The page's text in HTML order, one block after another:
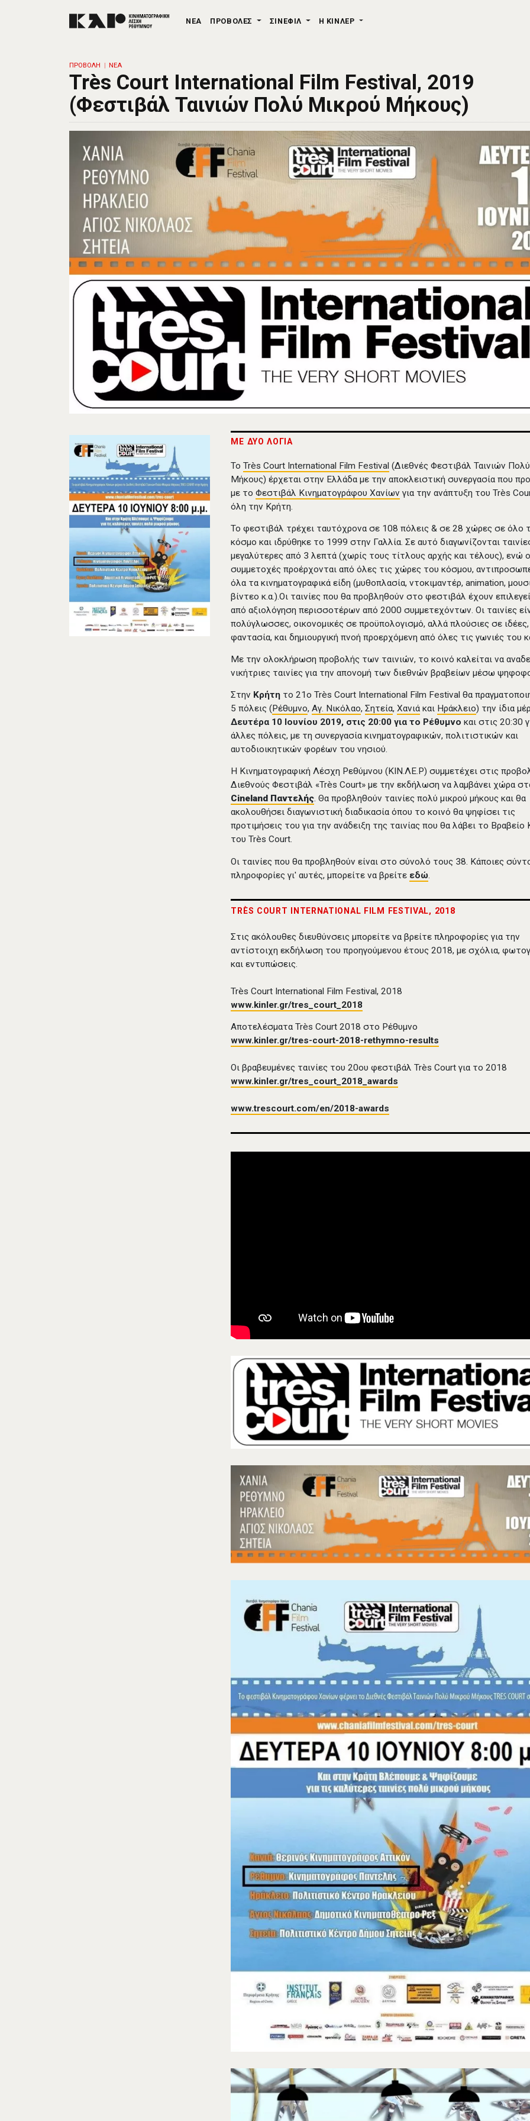
ΝΕΑ ΠΡΟΒΟΛΕΣ ΣΙΝΕΦΙΛ Η ΚΙΝΛΕΡ
ΠΡΟΒΟΛΗ ΝΕΑ
Très Court International Film Festival, 2019
(Φεστιβάλ Ταινιών Πολύ Μικρού Μήκους)
ΜΕ ΔΥΟ ΛΟΓΙΑ
ToTrès Court International Film Festival (Διεθνές Φεστιβάλ Ταινιών
Μήκους) έρχεται στην Ελλάδα με την αποκλειστική συνεργασία που
με τοΦεστιβάλ Κινηματογράφου Χανίων για την ανάπτυξη του Très
όλη την Κρήτη.
Το φεστιβάλ τρέχει ταυτόχρονα σε 108 πόλεις & σε 28 χώρες σε όλο
κόσμο και ιδρύθηκε το 1999 στην Γαλλία. Σε αυτό διαγωνίζονται
μεγαλύτερες από 3 λεπτά (χωρίς τους τίτλους αρχής και τέλους), ενώ
συμμετοχές προέρχονται από όλες τις χώρες του κόσμου,
όλα τα κινηματογραφικά είδη (μυθοπλασία, ντοκιμαντέρ, animation,
βίντεο κ.α.).Οι ταινίες που θα προβληθούν στο φεστιβάλ έχουν
από αξιολόγηση περισσοτέρων από 2000 συμμετεχόντων. Οι ταινίες
πολύγλωσσες, οικονομικές σε προϋπολογισμό, αλλά πλούσιες σε ιδέες,
φαντασία, και δημιουργική πνοή προερχόμενη από όλες τις γωνιές του
Με την ολοκλήρωση προβολής των ταινιών, το κοινό καλείται να
νικήτριες ταινίες για την απονομή των διεθνών βραβείων μέσω
Στην Κρήτη το 21o Très Court International Film Festival θα
5 πόλεις (Ρέθυμνο,Αγ. Νικόλαο,Σητεία,Χανιά και Ηράκλειο) την ίδια
Δευτέρα 10 Ιουνίου 2019, στις 20:00 για το Ρέθυμνοκαι στις 20:30
άλλες πόλεις, με τη συνεργασία κινηματογραφικών, πολιτιστικών και
αυτοδιοικητικών φορέων του νησιού.
Η Κινηματογραφική Λέσχη Ρεθύμνου (ΚΙΝ.ΛΕ.Ρ) συμμετέχει στις
Διεθνούς Φεστιβάλ «Très Court» με την εκδήλωση να λαμβάνει χώρα
Cineland Παντελής. Θα προβληθούν ταινίες πολύ μικρού μήκους και θα
ακολουθήσει διαγωνιστική διαδικασία όπου το κοινό θα ψηφίσει τις
προτιμήσεις του για την ανάδειξη της ταινίας που θα λάβει το Βραβείο
του Très Court.
Οι ταινίες που θα προβληθούν είναι στο σύνολό τους 38. Κάποιες
πληροφορίες γι' αυτές, μπορείτε να βρείτε εδώ
TRÈS COURT INTERNATIONAL FILM FESTIVAL, 2018
Στις ακόλουθες διευθύνσεις μπορείτε να βρείτε πληροφορίες για την
αντίστοιχη εκδήλωση του προηγούμενου έτους 2018, με σχόλια,
και εντυπώσεις.
Très Court International Film Festival, 2018
www.kinler.gr/tres_court_2018
Αποτελέσματα Très Court 2018 στο Ρέθυμνο
www.kinler.gr/tres-court-2018-rethymno-results
Οι βραβευμένες ταινίες του 20ου φεστιβάλ Très Court για το 2018
www.kinler.gr/tres_court_2018_awards
www.trescourt.com/en/2018-awards